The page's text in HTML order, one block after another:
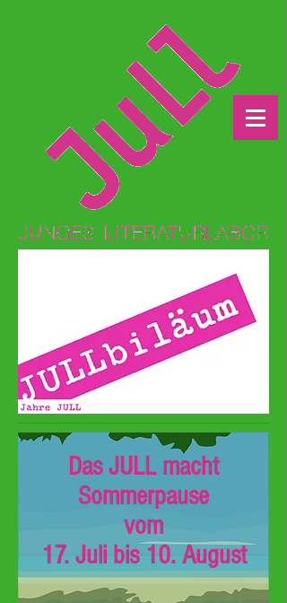
Das JULL macht
Sommerpause
vom
17. Juli bis 10. August